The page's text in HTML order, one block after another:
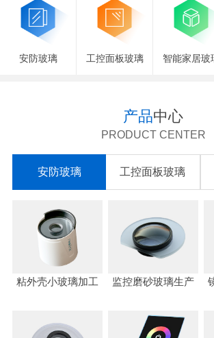
安防玻璃 工控面板玻璃 智能家居玻
产品中心
PRODUCT CENTER
安防玻璃 工控面板玻璃
粘外壳小玻璃加工 监控磨砂玻璃生产